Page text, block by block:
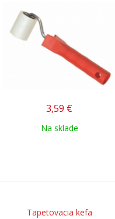
3,59 €
Na sklade
Tapetovacia kefa